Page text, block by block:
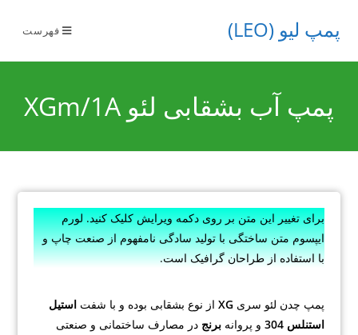
پمپ لیو (LEO) فهرست
پمپ آب بشقابی لئو XGm/1A
برای تغییر این متن بر روی دکمه ویرایش کلیک کنید. لورم
ایپسوم متن ساختگی با تولید سادگی نامفهوم از صنعت چاپ و
با استفاده از طراحان گرافیک است.
پمپ چدن لئو سری XG از نوع بشقابی بوده و با شفتاستیل
استنلس 304
و پروانهبرنج در مصارف ساختمانی و صنعتی